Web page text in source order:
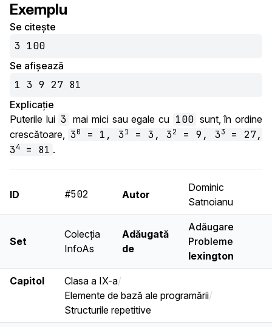
Exemplu
Se citește
3 100
Se afișează
1 3 9 27 81
Explicație
Puterile lui 3 mai mici sau egale cu 100 sunt, în ordine
crescătoare, 30 = 1, 31 = 3, 32 = 9, 33
= 27,
34 = 81 .
ID #502 Autor
Dominic
Satnoianu
Set
Colecția
InfoAs
Adăugată
de
Adăugare
Probleme
lexington
Capitol Clasa a IX-a/
Elemente de bază ale programării/
Structurile repetitive